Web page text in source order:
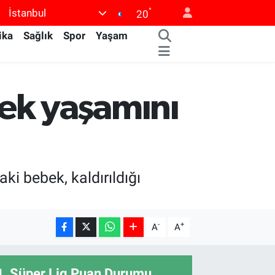
İstanbul 20°
Sağlık Spor
Yaşam
yaşamını
bebek, kaldırıldığı
A- A+